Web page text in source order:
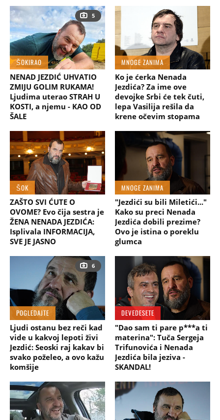
5
ŠOKIRAO
NENAD JEZDIĆ UHVATIO
ZMIJU GOLIM RUKAMA!
Ljudima uterao STRAH U
KOSTI, a njemu - KAO OD
ŠALE
MNOGE ZANIMA
Ko je ćerka Nenada
Jezdića? Za ime ove
devojke Srbi će tek čuti,
lepa Vasilija rešila da
krene očevim stopama
ŠOK
ZAŠTO SVI ĆUTE O
OVOME? Evo čija sestra je
ŽENA NENADA JEZDIĆA:
Isplivala INFORMACIJA,
SVE JE JASNO
MNOGE ZANIMA
"Jezdići su bili Miletići..."
Kako su preci Nenada
Jezdića dobili prezime?
Ovo je istina o poreklu
glumca
6
POGLEDAJTE
Ljudi ostanu bez reči kad
vide u kakvoj lepoti živi
Jezdić: Seoski raj kakav bi
svako poželeo, a ovo kažu
komšije
DEVEDESETE
"Dao sam ti pare p***a ti
materina": Tuča Sergeja
Trifunovića i Nenada
Jezdića bila jeziva -
SKANDAL!